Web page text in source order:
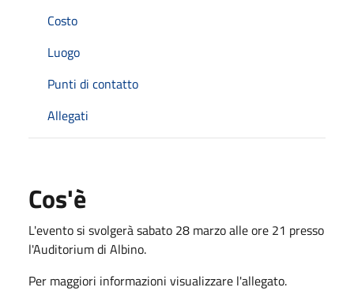
Costo
Luogo
Punti di contatto
Allegati
Cos'è
L'evento si svolgerà sabato 28 marzo alle ore 21 presso
l'Auditorium di Albino.
Per maggiori informazioni visualizzare l'allegato.